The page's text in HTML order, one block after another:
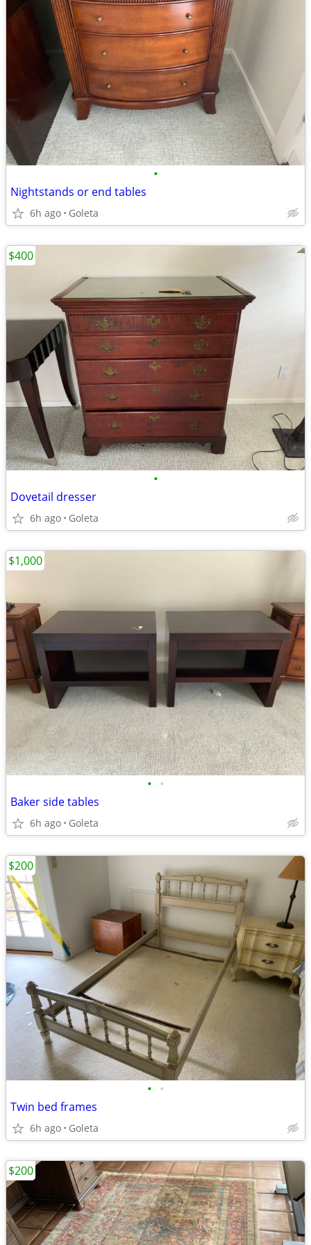
•
Nightstands or end tables
6h ago Goleta
•
Dovetail dresser
6h ago Goleta
$400
• •
Baker side tables
6h ago Goleta
$1,000
• •
Twin bed frames
6h ago Goleta
$200
$200